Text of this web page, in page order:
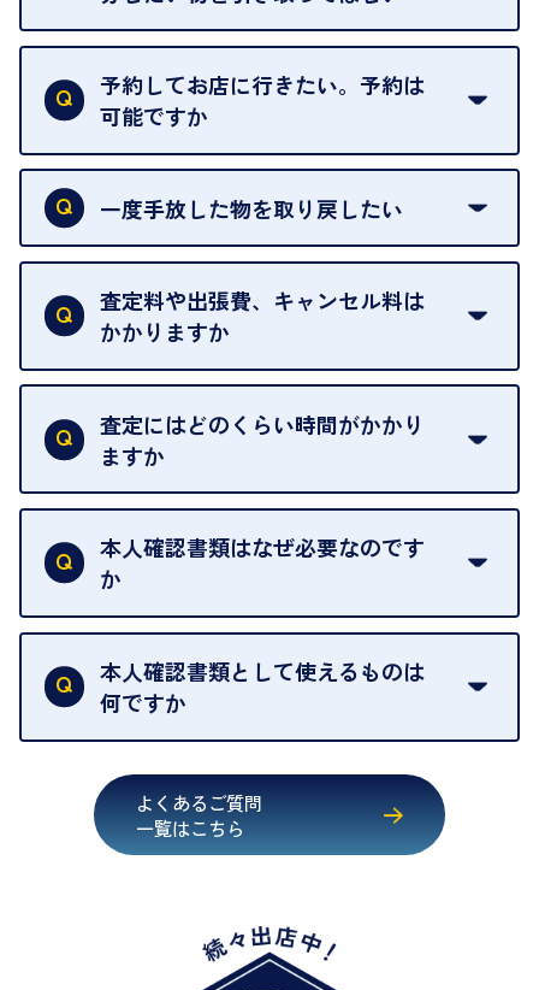
再販不可能な物は、場合によってはお断りすること
がございます。ご了承ください。
予約してお店に行きたい。予約は
可能ですか
申し訳ありませんが、現在はご来店の予約は承って
おりません。
を整えておりますので、お好きな時にお越しくださ
い。
お急ぎの場合はスタッフに一言お声がけください。
可能な限り、迅速に対応させていただきます。
一度手放した物を取り戻したい
当店は質店ではありませんので、買い取ったお品物
は基本的に販売へと回されます。買い戻しはできま
せんので、ご了承ください。
グオフが可能です。
契約破棄という形で、お品物をお戻しすることがで
きます。
売却当日を含む8日間のうちに、お気軽にお申し出
出張買取のお品物は、8日間保管しております。
査定料や出張費、キャンセル料は
かかりますか
一切いただいておりません。査定金額にご納得いた
だけない場合は、その場でお断りいただいても問題
ございません。お気軽にご相談ください。
査定にはどのくらい時間がかかり
ますか
お品物の内容や点数によって異なりますが、店頭買
取の場合は1点あたり数分程度が目安です。大量の
お品物の場合は、お時間をいただくことがございま
本人確認書類はなぜ必要なのです
か
買取店は古物営業法により、お客様のご本人確認を
行うことが義務付けられています。安心してお取引
いただくためにも、ご協力をお願いいたします。
本人確認書類として使えるものは
何ですか
・健康保険証確認書
・マイナンバーカード
・在留カード
・旧パスポート
よくあるご質問
一覧はこちら